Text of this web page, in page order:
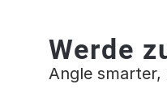
Werde
Angle